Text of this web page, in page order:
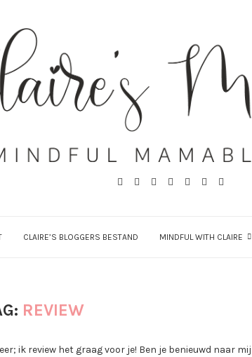
CLAIRE’S BLOGGERS BESTAND MINDFUL WITH CLAIRE
REVIEW
ik review het graag voor je! Ben je benieuwd naar